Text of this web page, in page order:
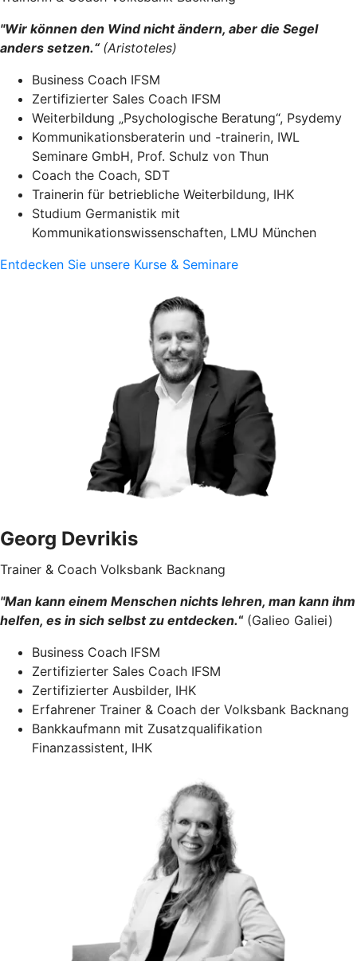
"Wir können den Wind nicht ändern, aber die Segel
anders setzen.“ (Aristoteles)
Business Coach IFSM
Zertifizierter Sales Coach IFSM
Weiterbildung „Psychologische Beratung“, Psydemy
Kommunikationsberaterin und -trainerin, IWL
Seminare GmbH, Prof. Schulz von Thun
Coach the Coach, SDT
Trainerin für betriebliche Weiterbildung, IHK
Studium Germanistik mit
Kommunikationswissenschaften, LMU München ​
Entdecken Sie unsere Kurse & Seminare
Georg Devrikis
Trainer & Coach Volksbank Backnang
"Man kann einem Menschen nichts lehren, man kann ihm
helfen, es in sich selbst zu entdecken.“ (Galieo Galiei)
Business Coach IFSM
Zertifizierter Sales Coach IFSM
Zertifizierter Ausbilder, IHK
Erfahrener Trainer & Coach der Volksbank Backnang
Bankkaufmann mit Zusatzqualifikation
Finanzassistent, IHK